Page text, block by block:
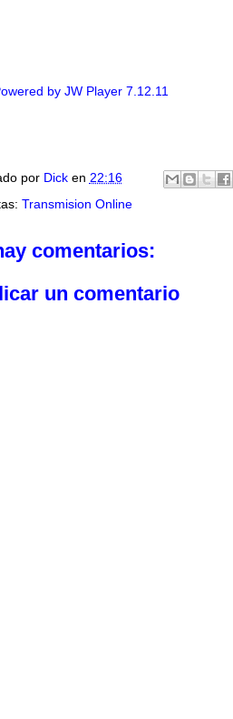
by JW Player 7.12.11
por Dick en 22:16
Transmision Online
comentarios:
un comentario